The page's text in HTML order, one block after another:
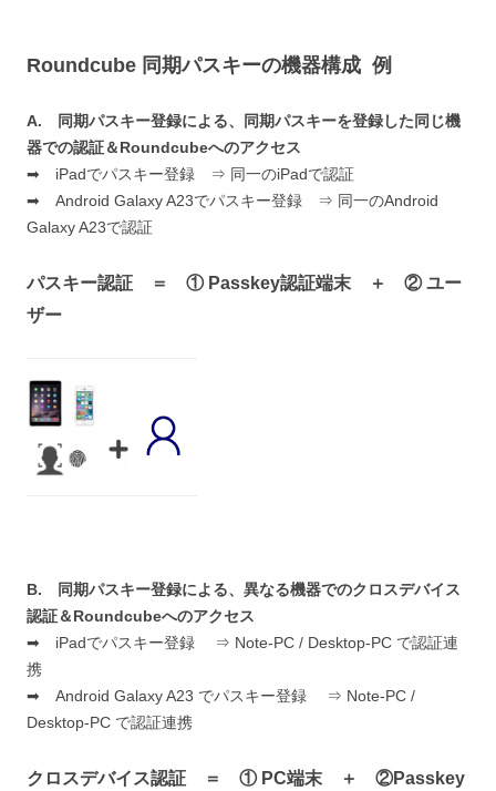
Roundcube 同期パスキーの機器構成 例
A. 同期パスキー登録による、同期パスキーを登録した同じ機
器での認証＆Roundcubeへのアクセス
➡ iPadでパスキー登録 ⇒ 同一のiPadで認証
➡ Android Galaxy A23でパスキー登録 ⇒ 同一のAndroid
Galaxy A23で認証
パスキー認証 ＝ ① Passkey認証端末 ＋ ② ユー
ザー
B. 同期パスキー登録による、異なる機器でのクロスデバイス
認証＆Roundcubeへのアクセス
➡ iPadでパスキー登録 ⇒ Note-PC / Desktop-PC で認証連
携
➡ Android Galaxy A23 でパスキー登録 ⇒ Note-PC /
Desktop-PC で認証連携
クロスデバイス認証 ＝ ① PC端末 ＋ ②Passkey